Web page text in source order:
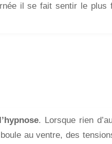
il se fait sentir le plus
. Lorsque rien
au ventre, des